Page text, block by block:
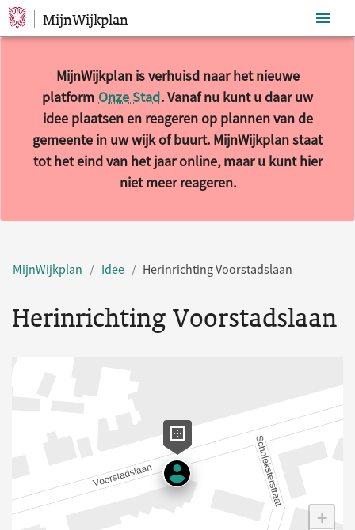
Sla navigatie over
MijnWijkplan
MijnWijkplan is verhuisd naar het nieuwe
platform Onze Stad. Vanaf nu kunt u daar uw
idee plaatsen en reageren op plannen van de
gemeente in uw wijk of buurt. MijnWijkplan staat
tot het eind van het jaar online, maar u kunt hier
niet meer reageren.
MijnWijkplan Idee Herinrichting Voorstadslaan
Herinrichting Voorstadslaan
+